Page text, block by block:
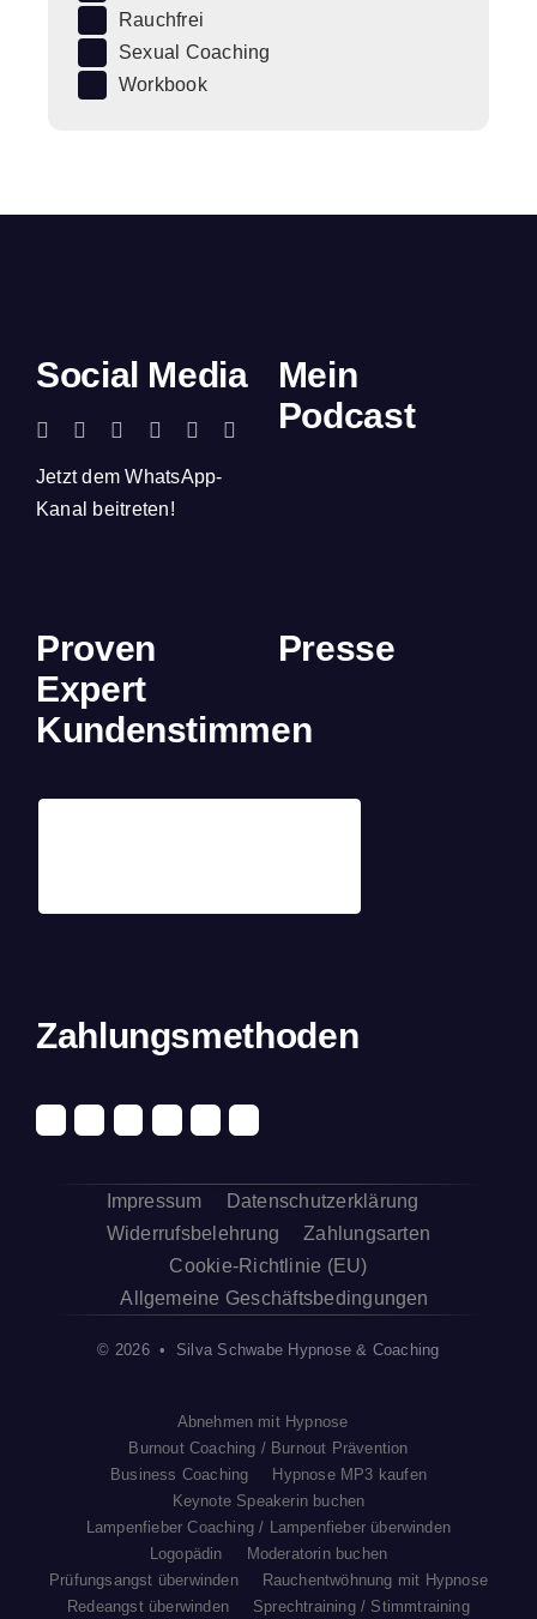
Rauchfrei
Sexual Coaching
Workbook
Social Media
Jetzt dem WhatsApp-
Kanal beitreten!
Mein
Podcast
Proven
Expert
Kundenstimmen
Presse
Zahlungsmethoden
Impressum
Datenschutzerklärung
Widerrufsbelehrung
Zahlungsarten
Cookie-Richtlinie (EU)
Allgemeine Geschäftsbedingungen
© 2026 • Silva Schwabe Hypnose & Coaching
Abnehmen mit Hypnose
Burnout Coaching / Burnout Prävention
Business Coaching
Hypnose MP3 kaufen
Keynote Speakerin buchen
Lampenfieber Coaching / Lampenfieber überwinden
Logopädin
Moderatorin buchen
Prüfungsangst überwinden
Rauchentwöhnung mit Hypnose
Redeangst überwinden
Sprechtraining / Stimmtraining